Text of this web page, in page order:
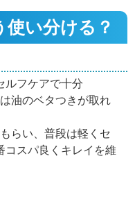
い分ける？
ルフケアで十分
油のベタつきが取れ
らい、普段は軽くセ
スパ良くキレイを維